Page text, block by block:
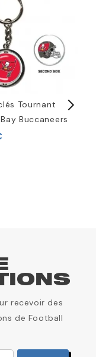
Tournant
Buccaneers
recevoir des
de Football